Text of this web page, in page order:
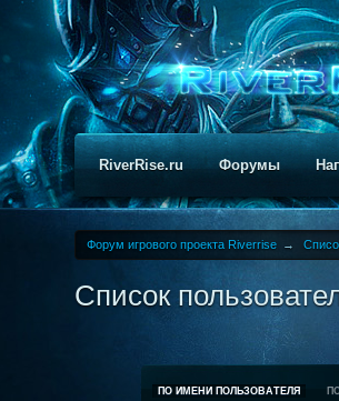
RiverRise.ru Форумы
Форум игрового проекта Riverrise →
Список
ПО ИМЕНИ ПОЛЬЗОВАТЕЛЯ